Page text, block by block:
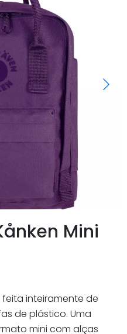
Mini
feita inteiramente de
de plástico. Uma
mini com alças